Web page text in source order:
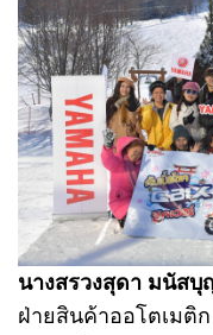
นางสรวงสุดา มนัสบุ
ฝ่ายสินค้าออโตเมติ